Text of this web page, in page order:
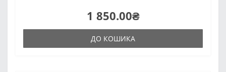
1 850.00₴
ДО КОШИКА